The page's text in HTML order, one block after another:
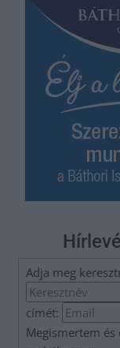
Adja meg
címét:
Megismertem és